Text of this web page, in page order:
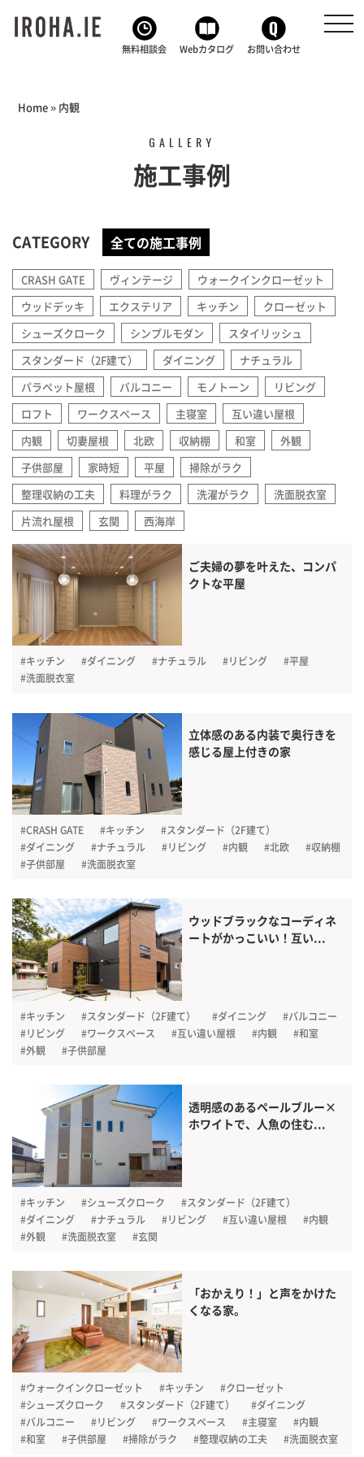
無料相談会 Webカタログ お問い合わせ
Home» 内観
GALLERY
施工事例
CATEGORY 全ての施工事例
CRASH GATE ヴィンテージ
ウォークインクローゼット
ウッドデッキ
エクステリア キッチン
クローゼット
シューズクローク
シンプルモダン
スタイリッシュ
スタンダード（2F建て）
ダイニング
ナチュラル
パラペット屋根
バルコニー モノトーン
リビング
ロフト
ワークスペース 主寝室
互い違い屋根
内観
切妻屋根 北欧 収納棚 和室
外観
子供部屋
家時短 平屋
掃除がラク
整理収納の工夫
料理がラク 洗濯がラク
洗面脱衣室
片流れ屋根
玄関 西海岸
ご夫婦の夢を叶えた、コンパ
クトな平屋
#キッチン #ダイニング #ナチュラル #リビング
#平屋
#洗面脱衣室
立体感のある内装で奥行きを
感じる屋上付きの家
#CRASH GATE #キッチン
#スタンダード（2F建て）
#ダイニング
#ナチュラル #リビング #内観 #北欧
#収納棚
#子供部屋
#洗面脱衣室
ウッドブラックなコーディネ
ートがかっこいい！互い...
#キッチン #スタンダード（2F建て） #ダイニング
#バルコニー
#リビング
#ワークスペース #互い違い屋根 #内観
#和室
#外観
#子供部屋
透明感のあるペールブルー×
ホワイトで、人魚の住む...
#キッチン #シューズクローク
#スタンダード（2F建て）
#ダイニング
#ナチュラル #リビング #互い違い屋根
#内観
#外観
#洗面脱衣室 #玄関
「おかえり！」と声をかけた
くなる家。
#ウォークインクローゼット #キッチン
#クローゼット
#シューズクローク
#スタンダード（2F建て）
#ダイニング
#バルコニー
#リビング #ワークスペース #主寝室
#内観
#和室
#子供部屋 #掃除がラク #整理収納の工夫 #洗面脱衣室